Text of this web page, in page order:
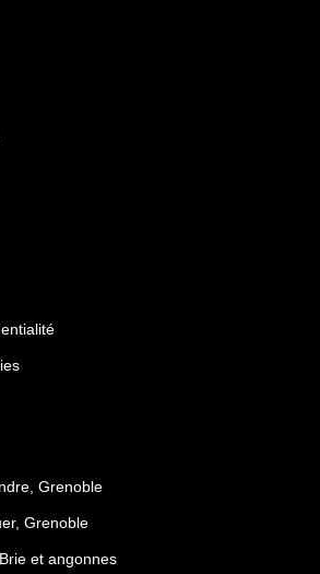
Grenoble
Grenoble
et angonnes